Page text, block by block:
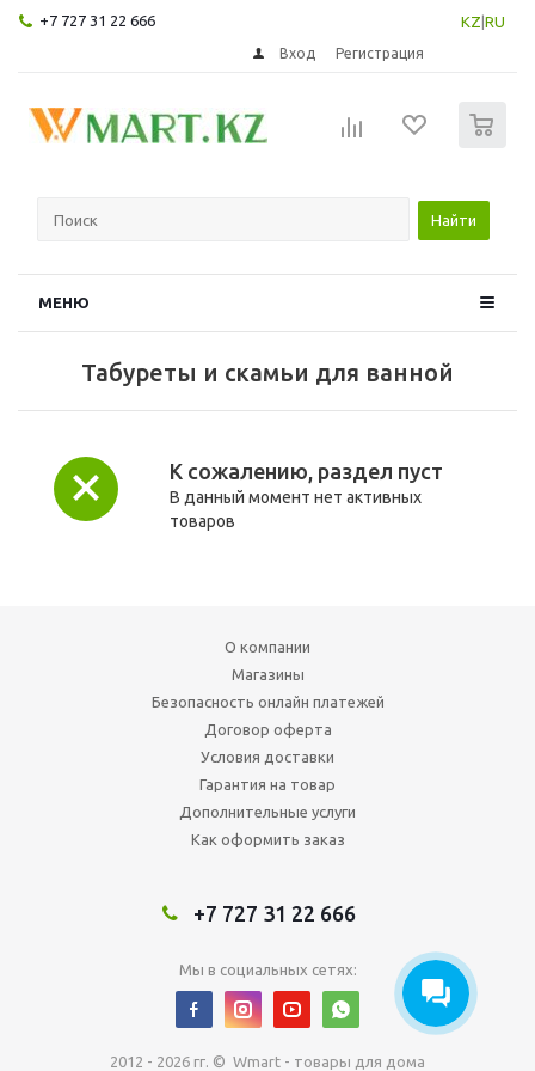
+7 727 31 22 666 KZ RU
Вход Регистрация
Найти
МЕНЮ
Табуреты и скамьи для ванной
К сожалению, раздел пуст
В данный момент нет активных
товаров
О компании
Магазины
Безопасность онлайн платежей
Договор оферта
Условия доставки
Гарантия на товар
Дополнительные услуги
Как оформить заказ
+7 727 31 22 666
Мы в социальных сетях:
2012 - 2026 гг. © Wmart - товары для дома